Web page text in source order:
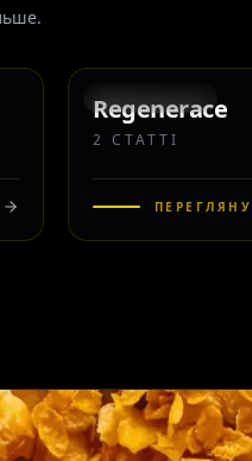
Regenerace
2 СТАТТІ